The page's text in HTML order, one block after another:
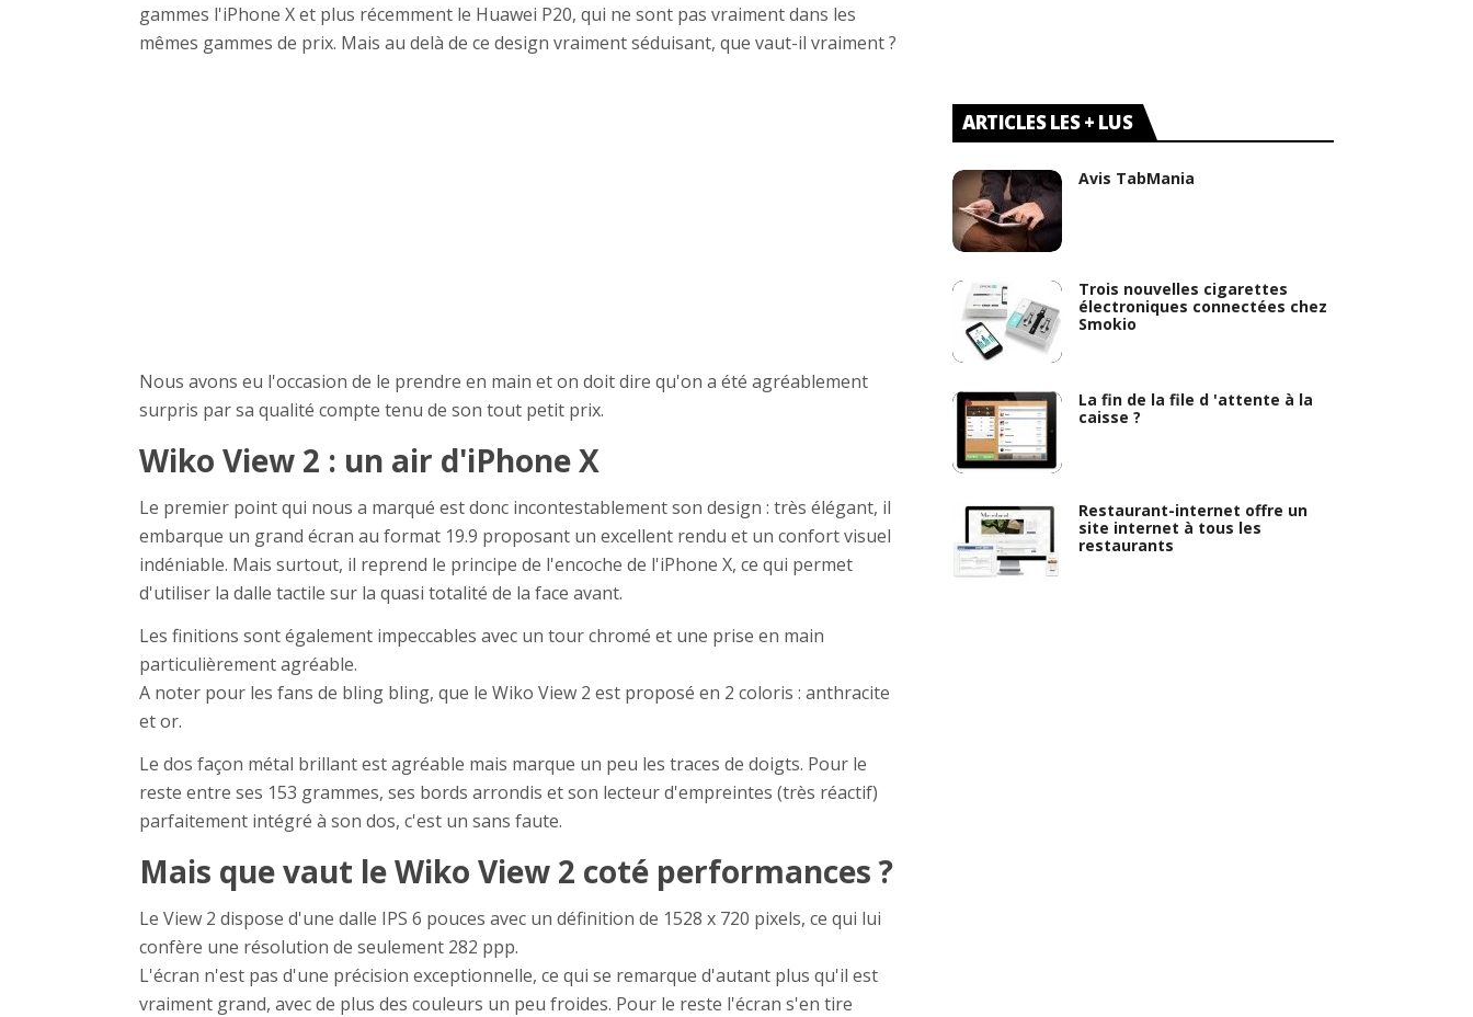
gammes l'iPhone X et plus récemment le Huawei P20, qui ne sont pas vraiment dans les
mêmes gammes de prix. Mais au delà de ce design vraiment séduisant, que vaut-il vraiment ?
Nous avons eu l'occasion de le prendre en main et on doit dire qu'on a été agréablement
surpris par sa qualité compte tenu de son tout petit prix.
Wiko View 2 : un air d'iPhone X
Le premier point qui nous a marqué est donc incontestablement son design : très élégant, il
embarque un grand écran au format 19.9 proposant un excellent rendu et un confort visuel
indéniable. Mais surtout, il reprend le principe de l'encoche de l'iPhone X, ce qui permet
d'utiliser la dalle tactile sur la quasi totalité de la face avant.
Les finitions sont également impeccables avec un tour chromé et une prise en main
particulièrement agréable.
A noter pour les fans de bling bling, que le Wiko View 2 est proposé en 2 coloris : anthracite
et or.
Le dos façon métal brillant est agréable mais marque un peu les traces de doigts. Pour le
reste entre ses 153 grammes, ses bords arrondis et son lecteur d'empreintes (très réactif)
parfaitement intégré à son dos, c'est un sans faute.
Mais que vaut le Wiko View 2 coté performances ?
Le View 2 dispose d'une dalle IPS 6 pouces avec un définition de 1528 x 720 pixels, ce qui lui
confère une résolution de seulement 282 ppp.
L'écran n'est pas d'une précision exceptionnelle, ce qui se remarque d'autant plus qu'il est
vraiment grand, avec de plus des couleurs un peu froides. Pour le reste l'écran s'en tire
ARTICLES LES + LUS
Avis TabMania
Trois nouvelles cigarettes
électroniques connectées chez
Smokio
La fin de la file d 'attente à la
caisse ?
Restaurant-internet offre un
site internet à tous les
restaurants